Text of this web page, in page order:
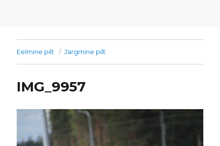
Eelmine pilt Järgmine pilt
IMG_9957